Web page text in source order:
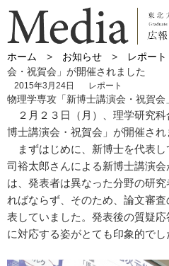
ホーム > お知らせ > レポート
会・祝賀会」が開催されました
2015年3月24日 レポート
物理学専攻「新博士講演会・祝賀会
２月２３日（月）、理学研究
博士講演会・祝賀会」が開催され
まずはじめに、新博士を代表し
司裕太郎さんによる新博士講演
は、発表者は異なった分野の研
ればならず、そのため、論文審
表していました。発表後の質疑
に対応する姿がとても印象的でし